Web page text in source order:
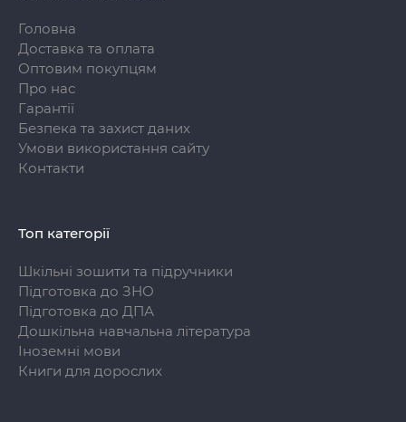
Головна
Доставка та оплата
Оптовим покупцям
Про нас
Гарантії
Безпека та захист даних
Умови використання сайту
Контакти
Топ категорії
Шкільні зошити та підручники
Підготовка до ЗНО
Підготовка до ДПА
Дошкільна навчальна література
Іноземні мови
Книги для дорослих